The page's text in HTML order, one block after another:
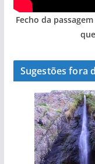
Fecho da
Sugestões fora